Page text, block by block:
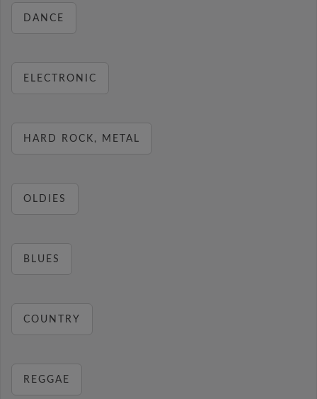
DANCE
ELECTRONIC
HARD ROCK, METAL
OLDIES
BLUES
COUNTRY
REGGAE